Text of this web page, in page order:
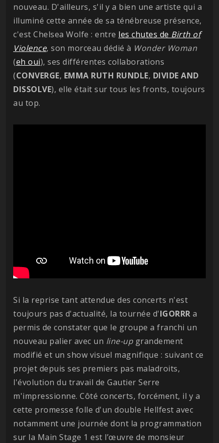
nouveau. D'ailleurs, s'il y a bien une artiste qui a
illuminé cette année de sa ténébreuse présence,
c'est Chelsea Wolfe : entre les chutes de Birth of
Violence, son morceau dédié à Wonder Woman
(eh oui), ses différentes collaborations
(CONVERGE, EMMA RUTH RUNDLE, DIVIDE AND
DISSOLVE), elle était sur tous les fronts, toujours
au top.
Si la reprise tant attendue des concerts n'est
toujours pas d'actualité, la tournée d'IGORRR a
permis de constater que le groupe a franchi un
nouveau palier avec un line-upgrandement
modifié et un show visuel magnifique : suivant ce
projet depuis ses premiers pas maladroits,
l'évolution du travail de Gautier Serre
m'impressionne. Côté concerts, forcément, il y a
cette promesse folle d'un double Hellfest avec
notamment une journée dont la programmation
sur la Main Stage 1 est l’œuvre de monsieur